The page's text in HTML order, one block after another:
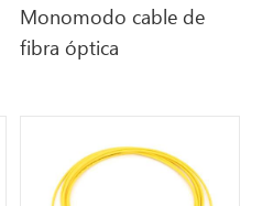
Monomodo cable de
fibra óptica